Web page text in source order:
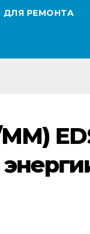
ДЛЯ РЕМОНТА